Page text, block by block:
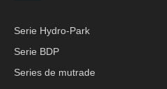
Serie Hydro-Park
Serie BDP
Series de mutrade